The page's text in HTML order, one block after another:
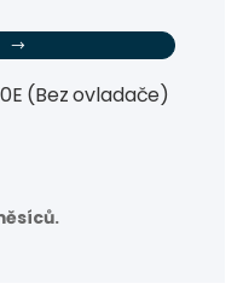
(Bez ovladače)